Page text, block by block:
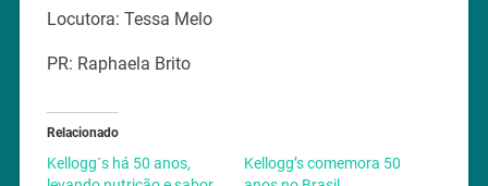
Locutora: Tessa Melo
PR: Raphaela Brito
Relacionado
Kellogg´s há 50 anos,
Kellogg’s comemora 50